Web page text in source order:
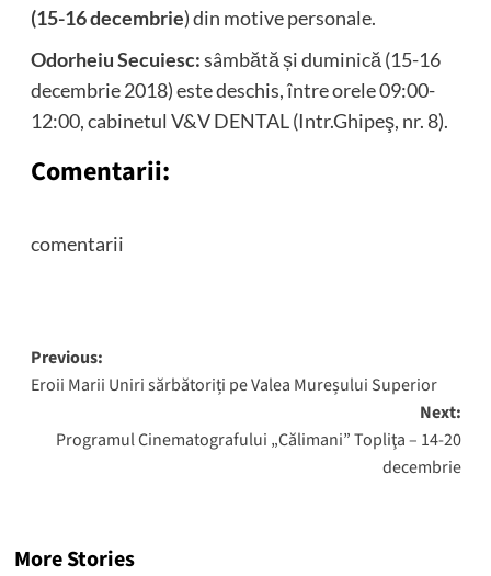
(15-16 decembrie) din motive personale.
Odorheiu Secuiesc:sâmbătă și duminică (15-16
decembrie 2018) este deschis, între orele 09:00-
12:00, cabinetul V&V DENTAL (Intr.Ghipeş, nr. 8).
Comentarii:
comentarii
Post
navigation
Previous:
Eroii Marii Uniri sărbătoriți pe Valea Mureșului Superior
Next:
Programul Cinematografului „Călimani” Topliţa – 14-20
decembrie
More Stories